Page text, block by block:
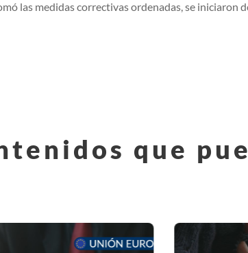
las medidas correctivas ordenadas, se iniciaron
que